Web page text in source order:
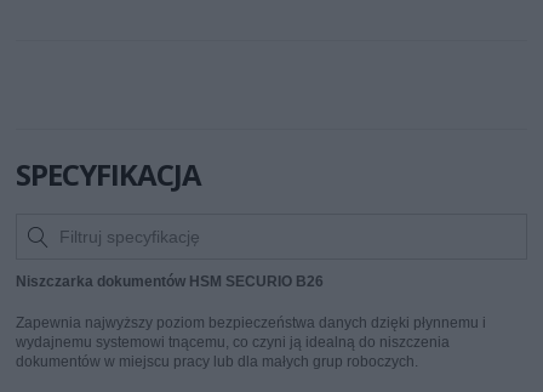
SPECYFIKACJA
Niszczarka dokumentów HSM SECURIO B26
Zapewnia najwyższy poziom bezpieczeństwa danych dzięki płynnemu i
wydajnemu systemowi tnącemu, co czyni ją idealną do niszczenia
dokumentów w miejscu pracy lub dla małych grup roboczych.